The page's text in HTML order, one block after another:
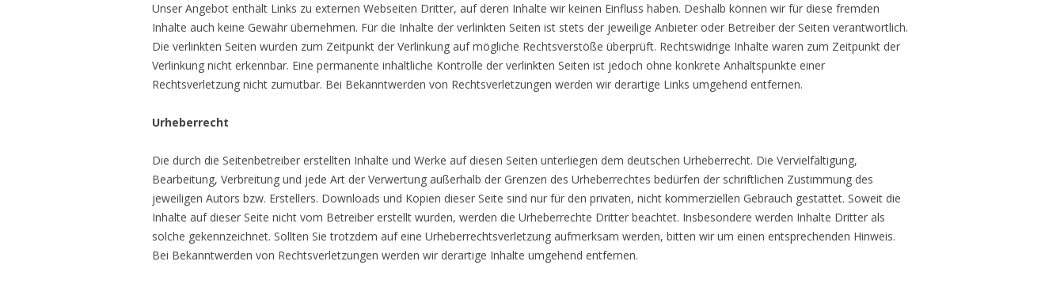
Unser Angebot enthält Links zu externen Webseiten Dritter, auf deren Inhalte wir keinen Einfluss haben. Deshalb können wir für diese fremden
Inhalte auch keine Gewähr übernehmen. Für die Inhalte der verlinkten Seiten ist stets der jeweilige Anbieter oder Betreiber der Seiten verantwortlich.
Die verlinkten Seiten wurden zum Zeitpunkt der Verlinkung auf mögliche Rechtsverstöße überprüft. Rechtswidrige Inhalte waren zum Zeitpunkt der
Verlinkung nicht erkennbar. Eine permanente inhaltliche Kontrolle der verlinkten Seiten ist jedoch ohne konkrete Anhaltspunkte einer
Rechtsverletzung nicht zumutbar. Bei Bekanntwerden von Rechtsverletzungen werden wir derartige Links umgehend entfernen.
Urheberrecht
Die durch die Seitenbetreiber erstellten Inhalte und Werke auf diesen Seiten unterliegen dem deutschen Urheberrecht. Die Vervielfältigung,
Bearbeitung, Verbreitung und jede Art der Verwertung außerhalb der Grenzen des Urheberrechtes bedürfen der schriftlichen Zustimmung des
jeweiligen Autors bzw. Erstellers. Downloads und Kopien dieser Seite sind nur für den privaten, nicht kommerziellen Gebrauch gestattet. Soweit die
Inhalte auf dieser Seite nicht vom Betreiber erstellt wurden, werden die Urheberrechte Dritter beachtet. Insbesondere werden Inhalte Dritter als
solche gekennzeichnet. Sollten Sie trotzdem auf eine Urheberrechtsverletzung aufmerksam werden, bitten wir um einen entsprechenden Hinweis.
Bei Bekanntwerden von Rechtsverletzungen werden wir derartige Inhalte umgehend entfernen.